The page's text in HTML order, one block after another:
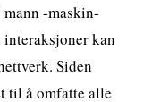
-maskin-
interaksjoner kan
Siden
til å omfatte alle